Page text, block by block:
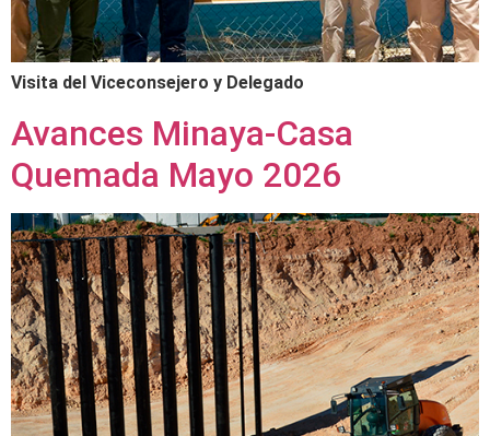
Visita del Viceconsejero y Delegado
Avances Minaya-Casa
Quemada Mayo 2026